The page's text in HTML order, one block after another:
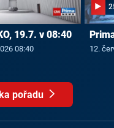
19.7. v 08:40
08:40 12.
pořadu